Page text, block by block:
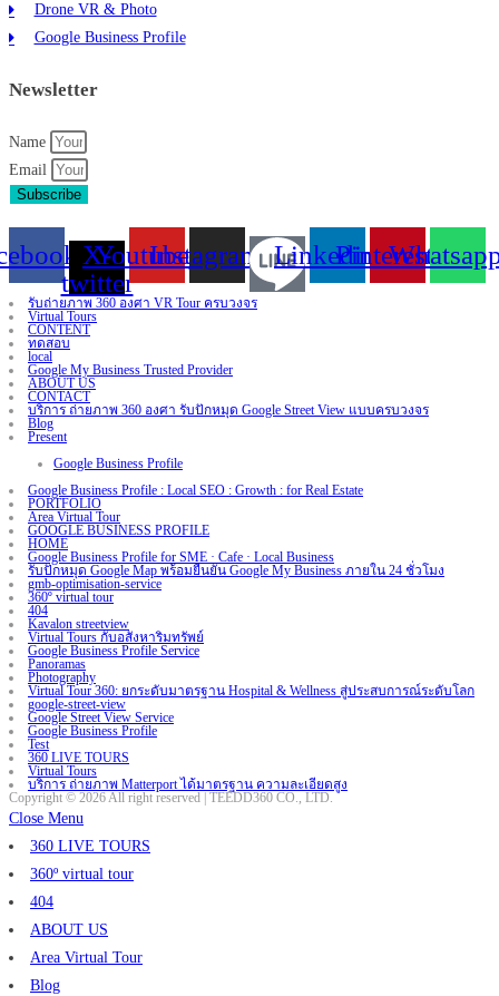
Drone VR & Photo
Google Business Profile
Newsletter
Name
Email
Subscribe
X-
twitter
YoutubeInstagram LinkedinPinterest
รับถ่ายภาพ 360 องศา VR Tour ครบวงจร
Virtual Tours
CONTENT
ทดสอบ
local
Google My Business Trusted Provider
ABOUT US
CONTACT
บริการ ถ่ายภาพ 360 องศา รับปักหมุด Google Street View แบบครบวงจร
Blog
Present
Google Business Profile
Google Business Profile : Local SEO : Growth : for Real Estate
PORTFOLIO
Area Virtual Tour
GOOGLE BUSINESS PROFILE
HOME
Google Business Profile for SME · Cafe · Local Business
รับปักหมุด Google Map พร้อมยืนยัน Google My Business ภายใน 24 ชั่วโมง
gmb-optimisation-service
360º virtual tour
404
Kavalon streetview
Virtual Tours กับอสังหาริมทรัพย์
Google Business Profile Service
Panoramas
Photography
Virtual Tour 360: ยกระดับมาตรฐาน Hospital & Wellness สู่ประสบการณ์ระดับโลก
google-street-view
Google Street View Service
Google Business Profile
Test
360 LIVE TOURS
Virtual Tours
บริการ ถ่ายภาพ Matterport ได้มาตรฐาน ความละเอียดสูง
Copyright © 2026 All right reserved | TEEDD360 CO., LTD.
Close Menu
360 LIVE TOURS
360º virtual tour
404
ABOUT US
Area Virtual Tour
Blog